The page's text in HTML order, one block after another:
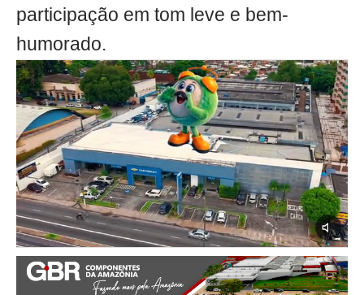
participação em tom leve e bem-
humorado.